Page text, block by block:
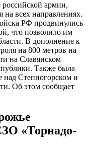
армии,
на всех направлениях.
РФ продвинулись
что позволило им
В дополнение к
на 800 метров на
на Славянском
Также была
над Степногорском и
Об этом сообщает
«Торнадо-